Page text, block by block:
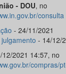
- DOU, no
consulta
- 24/11/2021
- 14/12/
12/2021 14:57, no
compras/